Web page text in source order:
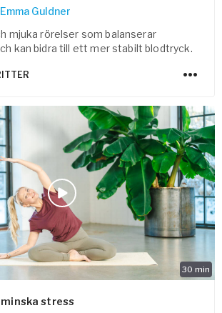
Emma Guldner
mjuka rörelser som balanserar
kan bidra till ett mer stabilt blodtryck.
30 min
stress